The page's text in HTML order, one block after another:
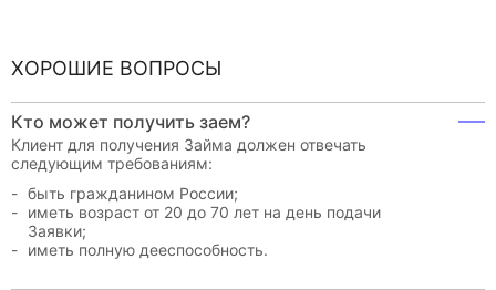
ХОРОШИЕ ВОПРОСЫ
Кто может получить заем?
Клиент для получения Займа должен отвечать
следующим требованиям:
быть гражданином России;
иметь возраст от 20 до 70 лет на день подачи
Заявки;
иметь полную дееспособность.